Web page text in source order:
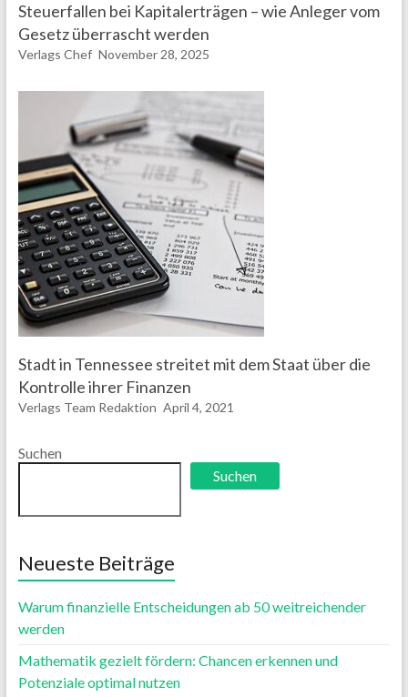
Steuerfallen bei Kapitalerträgen – wie Anleger vom
Gesetz überrascht werden
Verlags Chef November 28, 2025
Stadt in Tennessee streitet mit dem Staat über die
Kontrolle ihrer Finanzen
Verlags Team Redaktion April 4, 2021
Suchen
Suchen
Neueste Beiträge
Warum finanzielle Entscheidungen ab 50 weitreichender
werden
Mathematik gezielt fördern: Chancen erkennen und
Potenziale optimal nutzen